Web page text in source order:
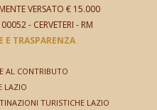
VERSATO € 15.000
- CERVETERI - RM
TRASPARENZA
AL CONTRIBUTO
LAZIO
TURISTICHE LAZIO